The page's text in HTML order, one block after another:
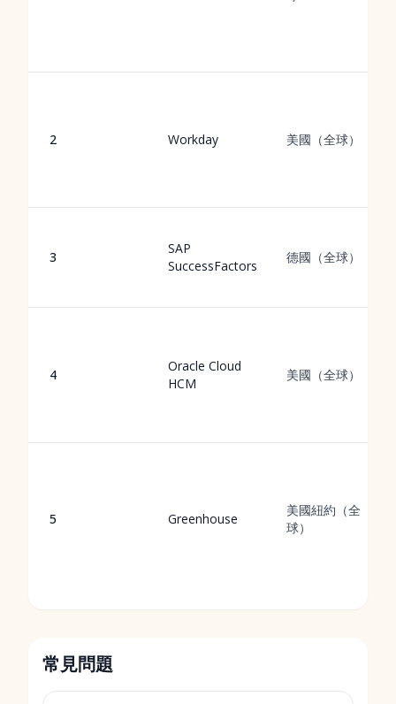
2 Workday 美國（全球）
3
SAP
SuccessFactors
德國（全球）
4
Oracle Cloud
HCM
美國（全球）
5 Greenhouse
美國紐約（全
球）
常見問題